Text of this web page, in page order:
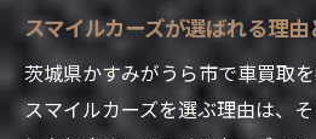
高価買取の実現
査定のプロが提供する
高価買取を実現する理
スマイルカーズが選ばれる理由
茨城県かすみがうら市で車買取
スマイルカーズを選ぶ理由は、